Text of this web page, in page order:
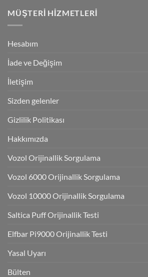
MÜŞTERI HIZMETLERI
Hesabım
İade ve Değişim
İletişim
Sizden gelenler
Gizlilik Politikası
Hakkımızda
Vozol Orijinallik Sorgulama
Vozol 6000 Orijinallik Sorgulama
Vozol 10000 Orijinallik Sorgulama
Saltica Puff Orijinallik Testi
Elfbar Pi9000 Orijinallik Testi
Yasal Uyarı
Bülten